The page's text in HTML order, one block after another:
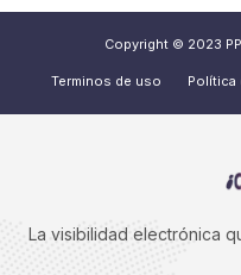
Copyright © 2023
Terminos de uso Política
La visibilidad electrónica